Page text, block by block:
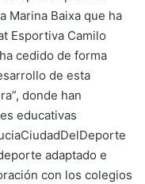
tir
Marina Baixa que ha
Esportiva Camilo
cedido de forma
de esta
donde han
educativas
adaptado e
con los colegios